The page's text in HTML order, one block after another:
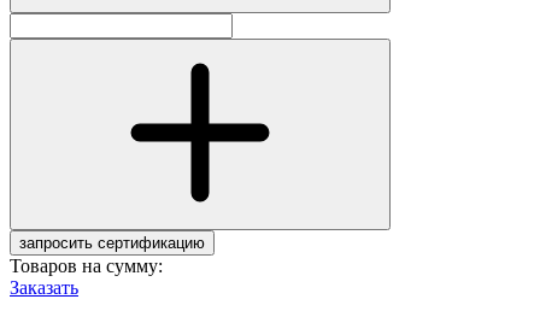
запросить сертификацию
Товаров на сумму:
Заказать